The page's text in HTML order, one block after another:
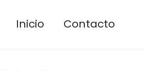
Inicio Contacto